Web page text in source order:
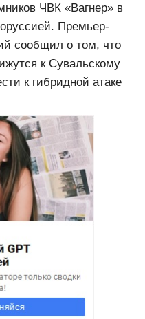
ЧВК «Вагнер» в
Премьер-
сообщил о том, что
к Сувальскому
к гибридной атаке